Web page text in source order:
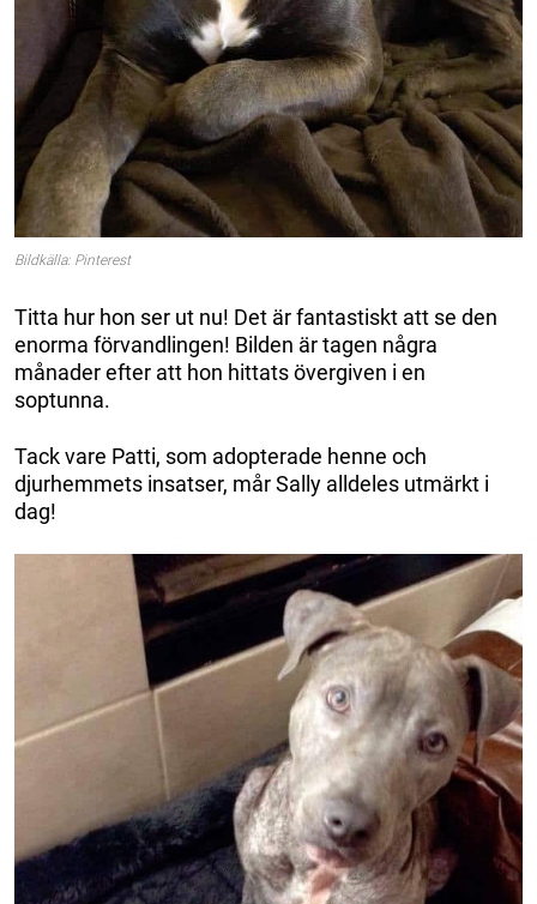
Bildkälla: Pinterest
Titta hur hon ser ut nu! Det är fantastiskt att se den
enorma förvandlingen! Bilden är tagen några
månader efter att hon hittats övergiven i en
soptunna.
Tack vare Patti, som adopterade henne och
djurhemmets insatser, mår Sally alldeles utmärkt i
dag!